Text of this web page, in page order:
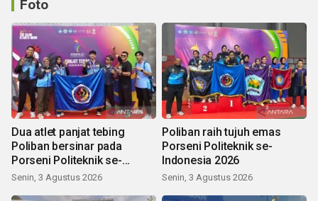
Foto
Dua atlet panjat tebing
Poliban bersinar pada
Porseni Politeknik se-
Indonesia 2026
Senin, 3 Agustus 2026
Poliban raih tujuh emas
Porseni Politeknik se-
Indonesia 2026
Senin, 3 Agustus 2026